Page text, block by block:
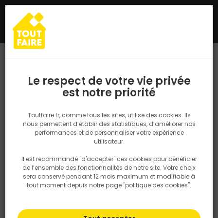
Les conseils du pro>Tec7 Arctic Test Labs : la
Tec7 Arctic Test Labs : la
performance au cœur des
Le respect de votre vie privée
est notre priorité
Toutfaire.fr, comme tous les sites, utilise des cookies. Ils
nous permettent d’établir des statistiques, d’améliorer nos
performances et de personnaliser votre expérience
utilisateur.
Il est recommandé "d'accepter" ces cookies pour bénéficier
de l’ensemble des fonctionnalités de notre site. Votre choix
sera conservé pendant 12 mois maximum et modifiable à
tout moment depuis notre page "politique des cookies".